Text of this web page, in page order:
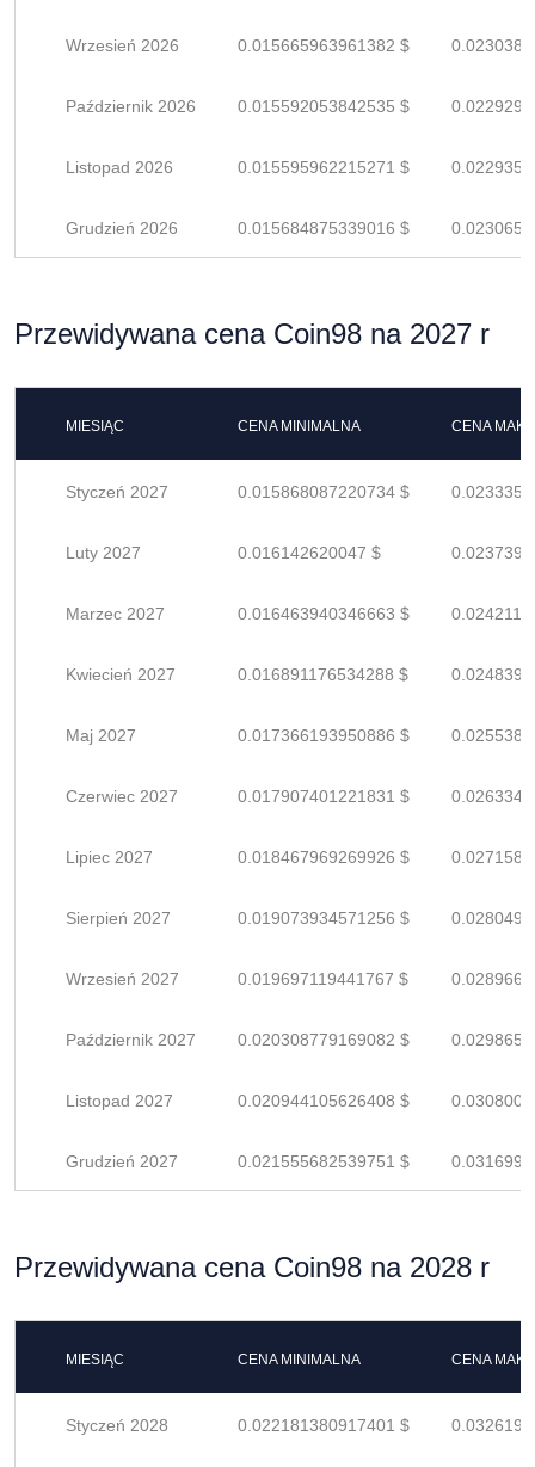
Wrzesień 2026 0.015665963961382 $
Październik 2026 0.015592053842535 $
Listopad 2026 0.015595962215271 $
Grudzień 2026 0.015684875339016 $
Przewidywana cena Coin98 na 2027 r
MIESIĄC CENA MINIMALNA CENA
Styczeń 2027 0.015868087220734 $
Luty 2027 0.016142620047 $
Marzec 2027 0.016463940346663 $
Kwiecień 2027 0.016891176534288 $
Maj 2027 0.017366193950886 $
Czerwiec 2027 0.017907401221831 $
Lipiec 2027 0.018467969269926 $
Sierpień 2027 0.019073934571256 $
Wrzesień 2027 0.019697119441767 $
Październik 2027 0.020308779169082 $
Listopad 2027 0.020944105626408 $
Grudzień 2027 0.021555682539751 $
Przewidywana cena Coin98 na 2028 r
MIESIĄC CENA MINIMALNA CENA
Styczeń 2028 0.022181380917401 $